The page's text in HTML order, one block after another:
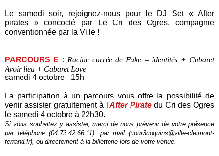
Le samedi soir, rejoignez-nous pour le DJ Set « After
pirates » concocté par Le Cri des Ogres, compagnie
conventionnée par la Ville !
PARCOURS E :Racine carrée de Fake – Identités + Cabaret
Avoir lieu + Cabaret Love
samedi 4 octobre - 15h
La participation à un parcours vous offre la possibilité de
venir assister gratuitement à l'After Pirate du Cri des Ogres
le samedi 4 octobre à 22h30.
Si vous souhaitez y assister, merci de nous prévenir de votre présence
par téléphone (04.73.42.66.11), par mail (cour3coquins@ville-clermont-
ferrand.fr), ou directement à la billetterie lors de votre venue.